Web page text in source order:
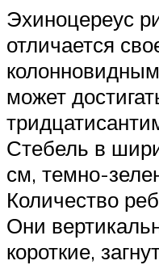
Эхиноцереус
отличается
может
Стебель в
см, темно-
Количество
Они
короткие,